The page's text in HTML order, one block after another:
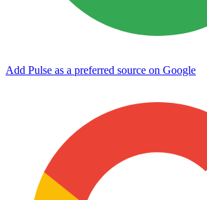
Add Pulse as a preferred source on Google